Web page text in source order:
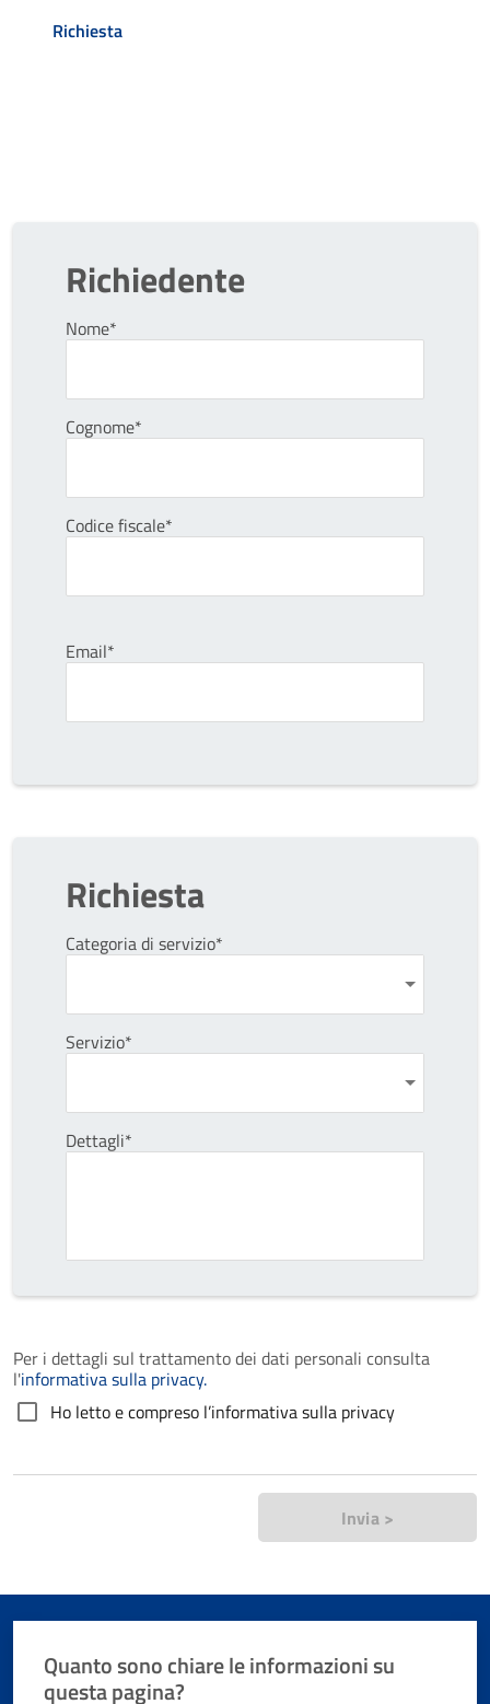
Richiesta
Richiedente
Nome*
Cognome*
Codice fiscale*
Email*
Richiesta
Categoria di servizio*
Servizio*
Dettagli*
Per i dettagli sul trattamento dei dati personali consulta
l'informativa sulla privacy.
Ho letto e compreso l’informativa sulla privacy
Invia >
Quanto sono chiare le informazioni su
questa pagina?